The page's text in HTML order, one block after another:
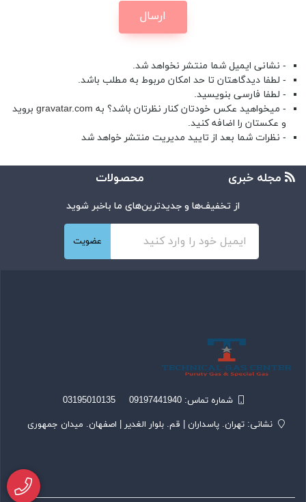
ارسال
- نشانی ایمیل شما منتشر نخواهد شد.
- لطفا دیدگاهتان تا حد امکان مربوط به مطلب باشد.
- لطفا فارسی بنویسید.
- میخواهید عکس خودتان کنار نظرتان باشد؟ به gravatar.com بروید
و عکستان را اضافه کنید.
- نظرات شما بعد از تایید مدیریت منتشر خواهد شد
مجله خبری محصولات
از تخفیف‌ها و جدیدترین‌های ما باخبر شوید
عضویت
شماره تماس‌: 09197441940 /
03195010135
نشانی: تهران. پاسداران | قم. بلوار الغدیر | اصفهان. میدان جمهوری